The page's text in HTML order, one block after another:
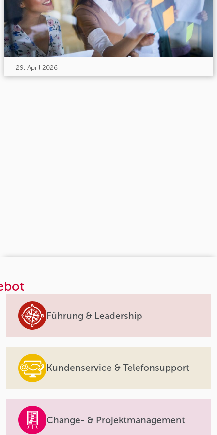
29. April 2026
Führung & Leadership
Kundenservice & Telefonsupport
Change- & Projektmanagement